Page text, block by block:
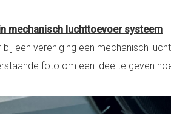
mechanisch luchttoevoer systeem
bij een vereniging een mechanisch
foto om een idee te geven